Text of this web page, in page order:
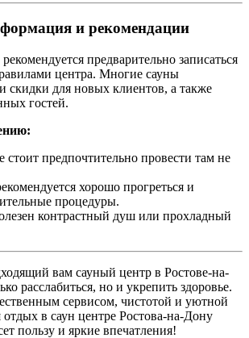
и рекомендации
предварительно записаться
центра. Многие сауны
скидки для новых клиентов, а также
гостей.
стоит предпочтительно провести там не
хорошо прогреться и
процедуры.
контрастный душ или прохладный
вам сауный центр в Ростове-на-
расслабиться, но и укрепить здоровье.
сервисом, чистотой и уютной
в саун центре Ростова-на-Дону
пользу и яркие впечатления!